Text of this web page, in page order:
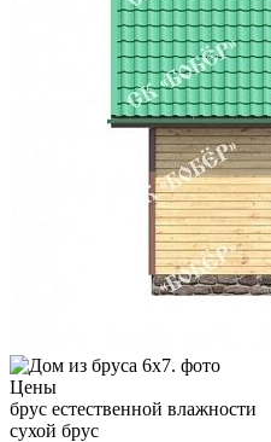
Цены
брус естественной влажности
сухой брус